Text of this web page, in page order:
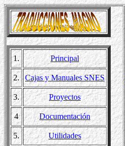
1. Principal
2. Cajas y Manuales SNES
3. Proyectos
4 Documentación
5. Utilidades